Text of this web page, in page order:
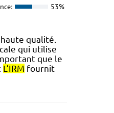
53%
qualité.
qui utilise
que le
L’IRM fournit